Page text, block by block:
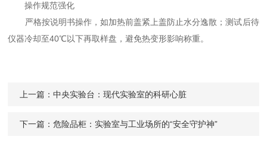
操作规范强化
严格按说明书操作，如加热前盖紧上盖防止水分逸散；测试后待
仪器冷却至40℃以下再取样盘，避免热变形影响称重。
上一篇：中央实验台：现代实验室的科研心脏
下一篇：危险品柜：实验室与工业场所的“安全守护神”